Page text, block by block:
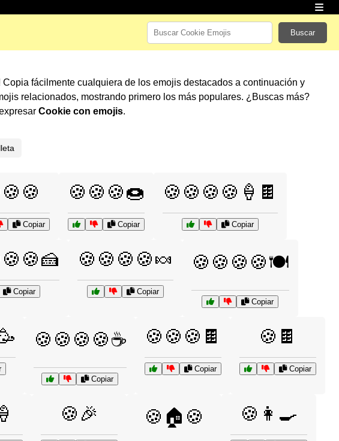
Buscar
Copia fácilmente cualquiera de los emojis destacados a continuación y
relacionados, mostrando primero los más populares. ¿Buscas más?
Cookie con emojis.
Copiar
🍪🍪🍪🍩
Copiar
🍪🍪🍪🍪🍦🍫
Copiar
Copiar
🍪🍪🍪🍪🍬
Copiar
🍪🍪🍪🍪🍽️
Copiar
🍪🍪🍪🍪☕
Copiar
🍪🍪🍪🍫
Copiar
🍪🍫
Copiar
🍪🎉 🍪🏠🍪 🍪👩‍🍳